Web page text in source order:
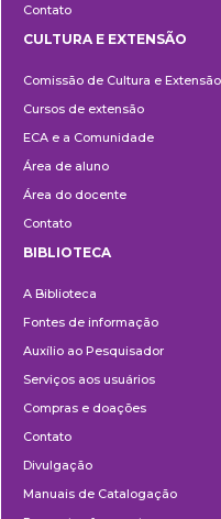
Contato
e
Extensão
CULTURA E EXTENSÃO
Comissão de Cultura e Extensão
Cursos de extensão
ECA e a Comunidade
Área de aluno
Área do docente
Contato
BIBLIOTECA
A Biblioteca
Fontes de informação
Auxílio ao Pesquisador
Serviços aos usuários
Compras e doações
Contato
Divulgação
Manuais de Catalogação